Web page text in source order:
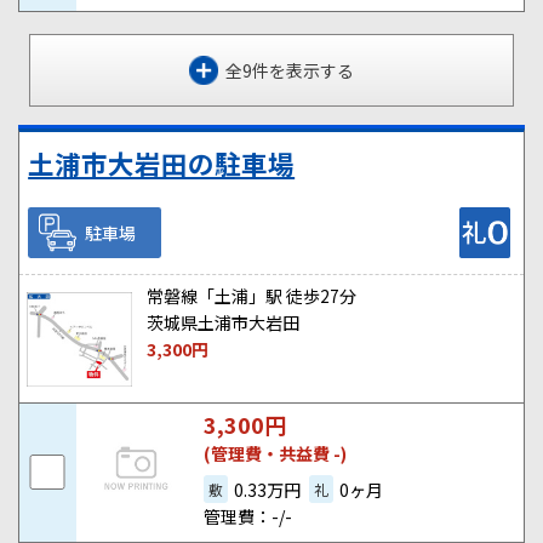
全9件を表示する
土浦市大岩田の駐車場
駐車場
常磐線「土浦」駅 徒歩27分
茨城県土浦市大岩田
3,300円
3,300円
(管理費・共益費 -)
敷 0.33万円 礼 0ヶ月
管理費：-/-